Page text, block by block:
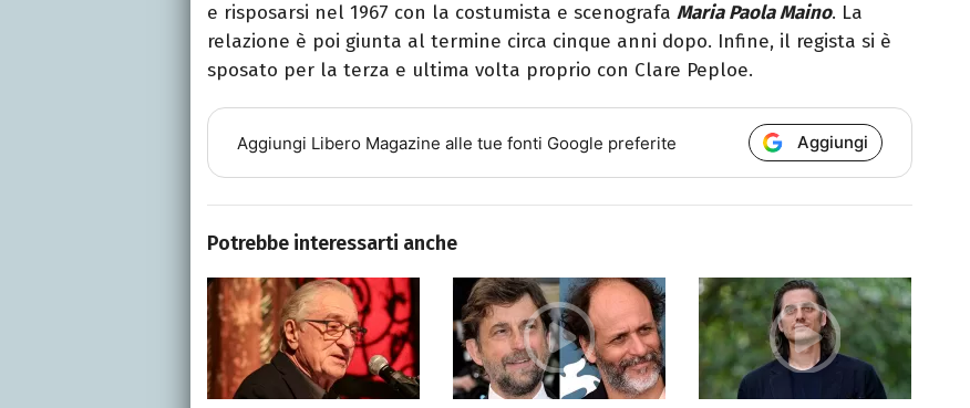
e risposarsi nel 1967 con la costumista e scenografa Maria Paola Maino. La
relazione è poi giunta al termine circa cinque anni dopo. Infine, il regista si è
sposato per la terza e ultima volta proprio con Clare Peploe.
Aggiungi Libero Magazine alle tue fonti Google preferite Aggiungi
Potrebbe interessarti anche